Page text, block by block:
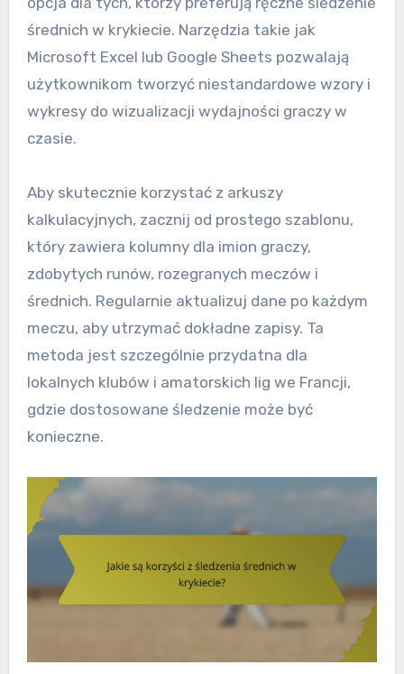
średnich w krykiecie. Narzędzia takie jak
Microsoft Excel lub Google Sheets pozwalają
użytkownikom tworzyć niestandardowe wzory i
wykresy do wizualizacji wydajności graczy w
czasie.
Aby skutecznie korzystać z arkuszy
kalkulacyjnych, zacznij od prostego szablonu,
który zawiera kolumny dla imion graczy,
zdobytych runów, rozegranych meczów i
średnich. Regularnie aktualizuj dane po każdym
meczu, aby utrzymać dokładne zapisy. Ta
metoda jest szczególnie przydatna dla
lokalnych klubów i amatorskich lig we Francji,
gdzie dostosowane śledzenie może być
konieczne.